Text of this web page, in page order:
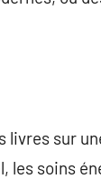
livres sur
les soins